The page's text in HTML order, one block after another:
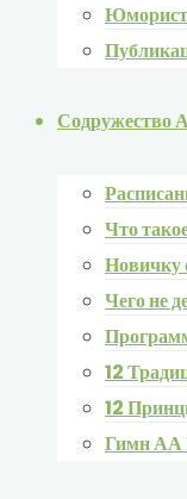
Содружество
Что
Новичку
Чего не
12
12
Гимн АА